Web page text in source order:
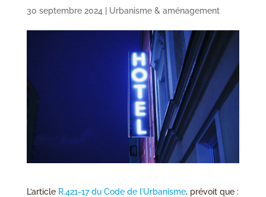
30 septembre 2024 Urbanisme & aménagement
L’article R.421-17 du Code de l’Urbanisme, prévoit que :